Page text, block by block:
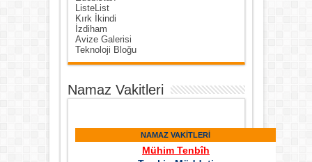
ListeList
Kırk İkindi
İzdiham
Avize Galerisi
Teknoloji Bloğu
Namaz Vakitleri